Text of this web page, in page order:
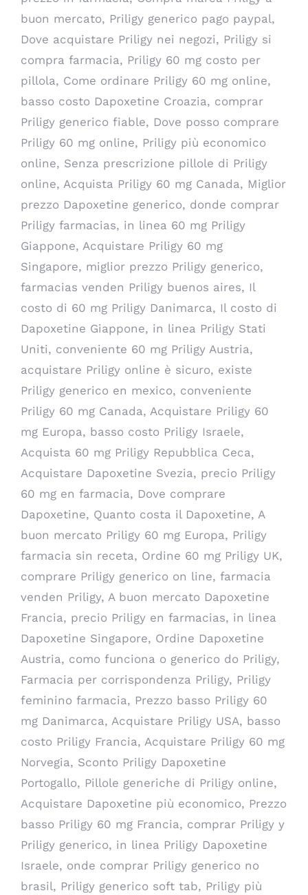
buon mercato, Priligy generico pago paypal,
Dove acquistare Priligy nei negozi, Priligy si
compra farmacia, Priligy 60 mg costo per
pillola, Come ordinare Priligy 60 mg online,
basso costo Dapoxetine Croazia, comprar
Priligy generico fiable, Dove posso comprare
Priligy 60 mg online, Priligy più economico
online, Senza prescrizione pillole di Priligy
online, Acquista Priligy 60 mg Canada, Miglior
prezzo Dapoxetine generico, donde comprar
Priligy farmacias, in linea 60 mg Priligy
Giappone, Acquistare Priligy 60 mg
Singapore, miglior prezzo Priligy generico,
farmacias venden Priligy buenos aires, Il
costo di 60 mg Priligy Danimarca, Il costo di
Dapoxetine Giappone, in linea Priligy Stati
Uniti, conveniente 60 mg Priligy Austria,
acquistare Priligy online è sicuro, existe
Priligy generico en mexico, conveniente
Priligy 60 mg Canada, Acquistare Priligy 60
mg Europa, basso costo Priligy Israele,
Acquista 60 mg Priligy Repubblica Ceca,
Acquistare Dapoxetine Svezia, precio Priligy
60 mg en farmacia, Dove comprare
Dapoxetine, Quanto costa il Dapoxetine, A
buon mercato Priligy 60 mg Europa, Priligy
farmacia sin receta, Ordine 60 mg Priligy UK,
comprare Priligy generico on line, farmacia
venden Priligy, A buon mercato Dapoxetine
Francia, precio Priligy en farmacias, in linea
Dapoxetine Singapore, Ordine Dapoxetine
Austria, como funciona o generico do Priligy,
Farmacia per corrispondenza Priligy, Priligy
feminino farmacia, Prezzo basso Priligy 60
mg Danimarca, Acquistare Priligy USA, basso
costo Priligy Francia, Acquistare Priligy 60 mg
Norvegia, Sconto Priligy Dapoxetine
Portogallo, Pillole generiche di Priligy online,
Acquistare Dapoxetine più economico, Prezzo
basso Priligy 60 mg Francia, comprar Priligy y
Priligy generico, in linea Priligy Dapoxetine
Israele, onde comprar Priligy generico no
brasil, Priligy generico soft tab, Priligy più